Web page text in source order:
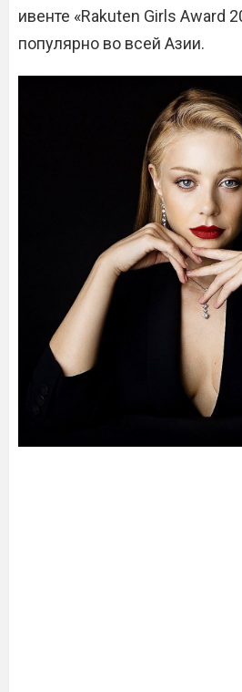
ивенте «Rakuten Girls Award
популярно во всей Азии.